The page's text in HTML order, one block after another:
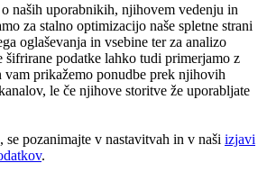
naših uporabnikih, njihovem vedenju in
za stalno optimizacijo naše spletne strani
oglaševanja in vsebine ter za analizo
šifrirane podatke lahko tudi primerjamo z
prikažemo ponudbe prek njihovih
le če njihove storitve že uporabljate
se pozanimajte v nastavitvah in v naši izjavi
.